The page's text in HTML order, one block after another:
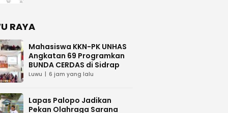
RAYA
Mahasiswa KKN-PK UNHAS
Angkatan 69 Programkan
BUNDA CERDAS di Sidrap
Luwu 6 jam yang lalu
Lapas Palopo Jadikan
Pekan Olahraga Sarana